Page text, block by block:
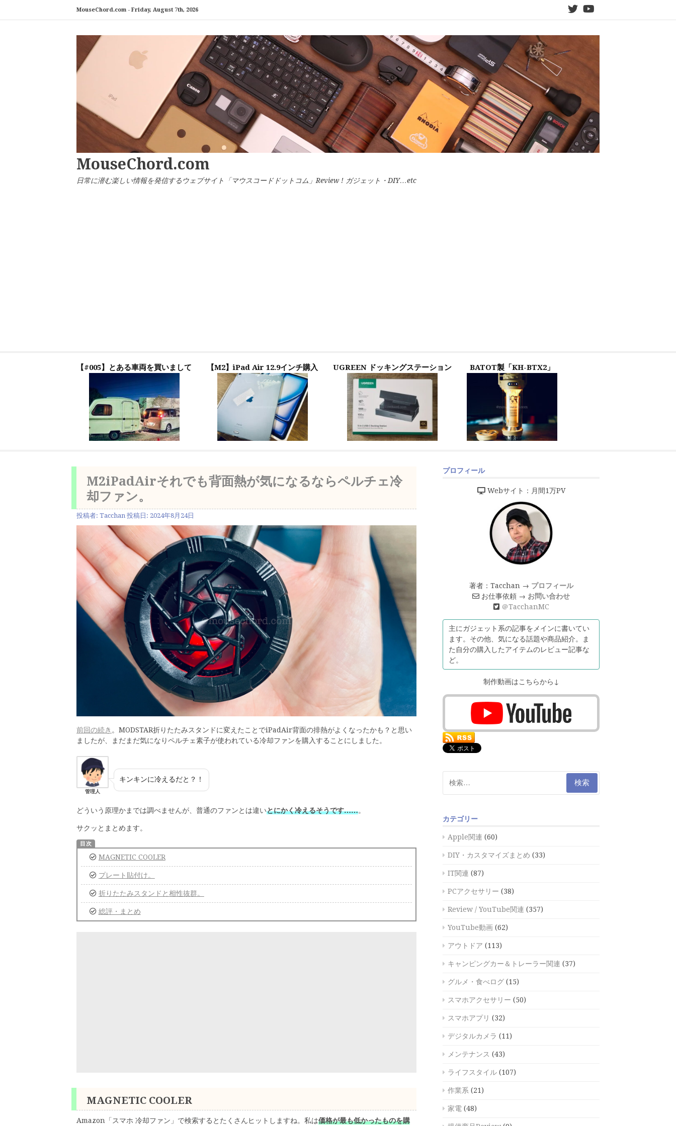
MouseChord.com - Friday, August 7th, 2026 twitter
MouseChord.com
日常に潜む楽しい情報を発信するウェブサイト「マウスコードドットコム」Review ! ガジェット・DIY…etc
【#005】とある車両を買いまして 【M2】iPad Air 12.9インチ購入 UGREEN ドッキングステーション BATOT製「KH-BTX2」
M2iPadAirそれでも背面熱が気になるならペルチェ冷
却ファン。
投稿者: Tacchan 投稿日: 2024年8月24日
前回の続き 。MODSTAR折りたたみスタンドに変えたことでiPadAir背面の排熱がよくなったかも？と思い
ましたが、まだまだ気になりペルチェ素子が使われている冷却ファンを購入することにしました。
管理人
キンキンに冷えるだと？！
どういう原理かまでは調べませんが、普通のファンとは違いとにかく冷えるそうです……。
サクッとまとめます。
MAGNETIC COOLER
プレート貼付け。
折りたたみスタンドと相性抜群。
総評・まとめ
MAGNETIC COOLER
Amazon「スマホ 冷却ファン」で検索するとたくさんヒットしますね。私は価格が最も低かったものを購
プロフィール
Webサイト：月間1万PV
著者：Tacchan → プロフィール
お仕事依頼 → お問い合わせ
＠TacchanMC
主にガジェット系の記事をメインに書いてい
ます。その他、気になる話題や商品紹介。ま
た自分の購入したアイテムのレビュー記事な
ど。
制作動画はこちらから↓
索:
カテゴリー
Apple関連 (60)
DIY・カスタマイズまとめ (33)
IT関連 (87)
PCアクセサリー (38)
Review / YouTube関連 (357)
YouTube動画 (62)
アウトドア (113)
キャンピングカー＆トレーラー関連 (37)
グルメ・食べログ (15)
スマホアクセサリー (50)
スマホアプリ (32)
デジタルカメラ (11)
メンテナンス (43)
ライフスタイル (107)
作業系 (21)
家電 (48)